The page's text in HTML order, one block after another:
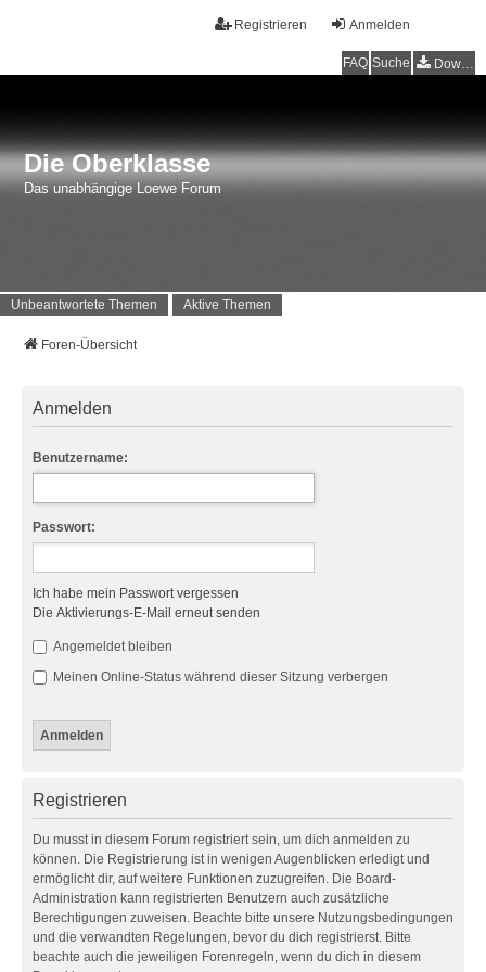
Anmelden
Registrieren
FAQ Suche Downloads
Die Oberklasse
Das unabhängige Loewe Forum
Unbeantwortete Themen Aktive Themen
Foren-Übersicht
Anmelden
Benutzername:
Passwort:
Ich habe mein Passwort vergessen
Die Aktivierungs-E-Mail erneut senden
Angemeldet bleiben
Meinen Online-Status während dieser Sitzung verbergen
Registrieren
Du musst in diesem Forum registriert sein, um dich anmelden zu
können. Die Registrierung ist in wenigen Augenblicken erledigt und
ermöglicht dir, auf weitere Funktionen zuzugreifen. Die Board-
Administration kann registrierten Benutzern auch zusätzliche
Berechtigungen zuweisen. Beachte bitte unsere Nutzungsbedingungen
und die verwandten Regelungen, bevor du dich registrierst. Bitte
beachte auch die jeweiligen Forenregeln, wenn du dich in diesem